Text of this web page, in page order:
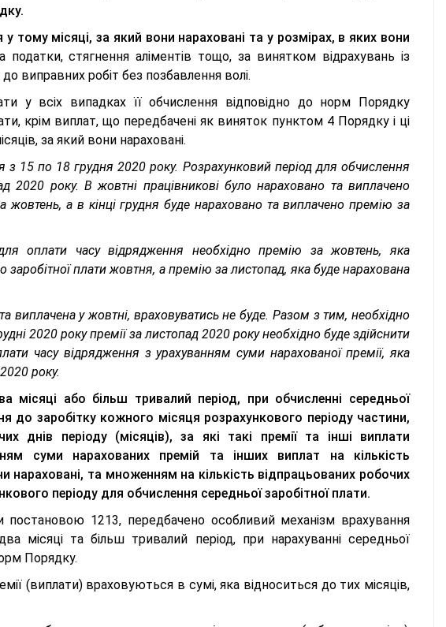
.
тому місяці, за який вони нараховані та у розмірах, в яких вони
стягнення аліментів тощо, за винятком відрахувань із
виправних робіт без позбавлення волі.
у всіх випадках її обчислення відповідно до норм Порядку
крім виплат, що передбачені як виняток пунктом 4 Порядку і ці
за який вони нараховані.
з 15 по 18 грудня 2020 року. Розрахунковий період для обчислення
2020 року. В жовтні працівникові було нараховано та виплачено
жовтень, а в кінці грудня буде нараховано та виплачено премію за
оплати часу відрядження необхідно премію за жовтень, яка
заробітної плати жовтня, а премію за листопад, яка буде нарахована
виплачена у жовтні, враховуватись не буде. Разом з тим, необхідно
2020 року премії за листопад 2020 року необхідно буде здійснити
часу відрядження з урахуванням суми нарахованої премії, яка
року.
місяці або більш тривалий період, при обчисленні середньої
заробітку кожного місяця розрахункового періоду частини,
днів періоду (місяців), за які такі премії та інші виплати
суми нарахованих премій та інших виплат на кількість
нараховані, та множенням на кількість відпрацьованих робочих
періоду для обчислення середньої заробітної плати.
1213, передбачено особливий механізм врахування
місяці та більш тривалий період, при нарахуванні середньої
Порядку.
(виплати) враховуються в сумі, яка відноситься до тих місяців,